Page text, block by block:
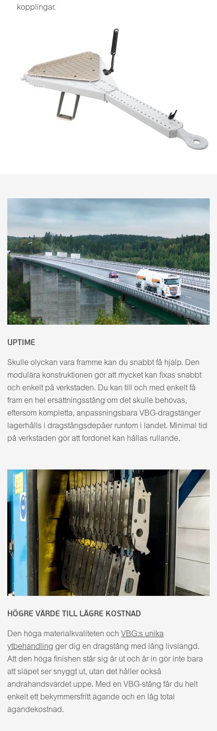
kopplingar.
UPTIME
Skulle olyckan vara framme kan du snabbt få hjälp. Den
modulära konstruktionen gör att mycket kan fixas snabbt
och enkelt på verkstaden. Du kan till och med enkelt få
fram en hel ersättningsstång om det skulle behövas,
eftersom kompletta, anpassningsbara VBG-dragstänger
lagerhålls i dragstångsdepåer runtom i landet. Minimal tid
på verkstaden gör att fordonet kan hållas rullande.
HÖGRE VÄRDE TILL LÄGRE KOSTNAD
Den höga materialkvaliteten och VBG:s unika
ytbehandling ger dig en dragstång med lång livslängd.
Att den höga finishen står sig år ut och år in gör inte bara
att släpet ser snyggt ut, utan det håller också
andrahandsvärdet uppe. Med en VBG-stång får du helt
enkelt ett bekymmersfritt ägande och en låg total
ägandekostnad.